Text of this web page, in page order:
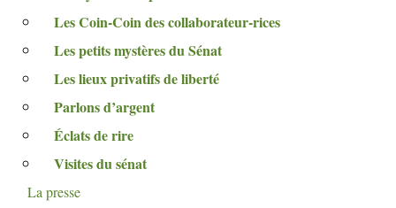
Les Coin-Coin des collaborateur-rices
Les petits mystères du Sénat
Les lieux privatifs de liberté
Parlons d’argent
Éclats de rire
Visites du sénat
La presse